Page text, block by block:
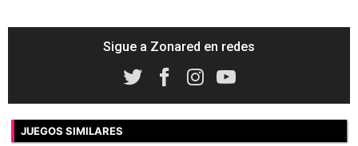
Sigue a Zonared en redes
JUEGOS SIMILARES